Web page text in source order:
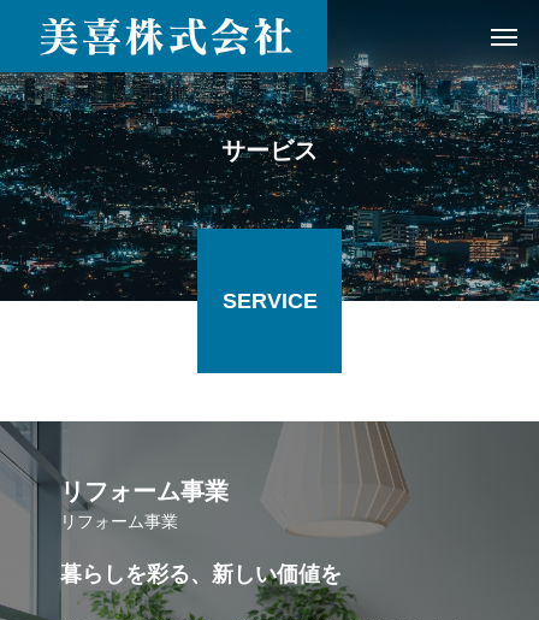
サービス
SERVICE
リフォーム事業
リフォーム事業
暮らしを彩る、新しい価値を